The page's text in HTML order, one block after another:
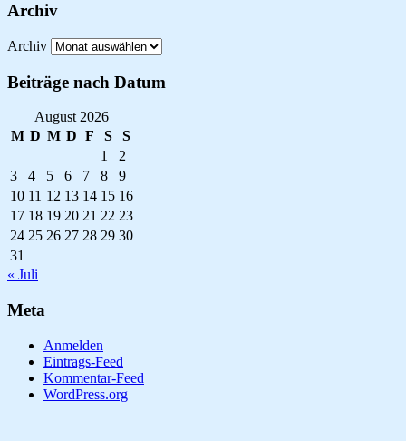
Archiv
Archiv
Beiträge nach Datum
August 2026
M D M D F S
S
1
2
3
4 5 6 7 8
9
10 11 12 13 14 15 16
17 18 19 20 21 22 23
24 25 26 27 28 29 30
31
« Juli
Meta
Anmelden
Eintrags-Feed
Kommentar-Feed
WordPress.org